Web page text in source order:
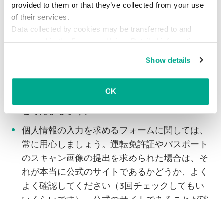
provided to them or that they’ve collected from your use
of their services.
Data collected by cookies may be transferred to and
processed in the European Union. Detailed information
Show details
OK
ているなど何かが付け足されていたりしたら、
フィッシングサイトである可能性があります。
そうしたサイトには、個人情報を入力しないで
うなら、フィッシングサイトである確率は高い
と考えましょう。
個人情報の入力を求めるフォームに関しては、
常に用心しましょう。運転免許証やパスポート
のスキャン画像の提出を求められた場合は、そ
れが本当に公式のサイトであるかどうか、よく
よく確認してください（3回チェックしてもい